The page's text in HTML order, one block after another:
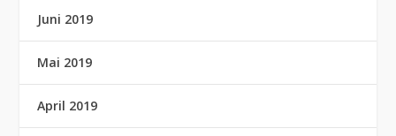
Juni 2019
Mai 2019
April 2019